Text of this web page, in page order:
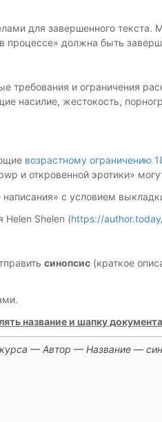
для завершенного
процессе» должна быть
требования и ограничения
насилие, жестокость,
возрастному ограничению
и откровенной эротики»
с условием
Shelen (https://
синопсис (краткое
название и шапку
— Автор — Название —